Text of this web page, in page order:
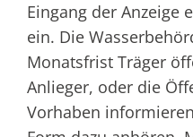
Eingang der Anzeige
ein. Die
Monatsfrist Träger
Anlieger, oder die
Vorhaben